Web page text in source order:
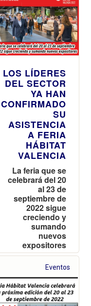
LOS LÍDERES
DEL SECTOR
YA HAN
CONFIRMADO
SU
ASISTENCIA
A FERIA
HÁBITAT
VALENCIA
La feria que se
celebrará del 20
al 23 de
septiembre de
2022 sigue
creciendo y
sumando
nuevos
expositores
Eventos